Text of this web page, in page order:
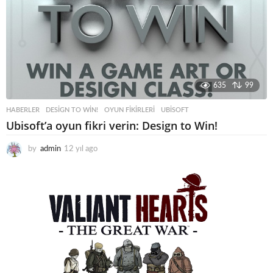
o
635 99
HABERLER DESIGN TO WIN! ,OYUN FIKIRLERI ,UBISOFT
Ubisoft’a oyun fikri verin: Design to Win!
by admin 12 yıl ago
l
a
g
o